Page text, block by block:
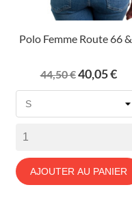
Polo Femme Route 66 &...
Prix
de
44,50 €Prix
40,05 €
AJOUTER AU PANIER